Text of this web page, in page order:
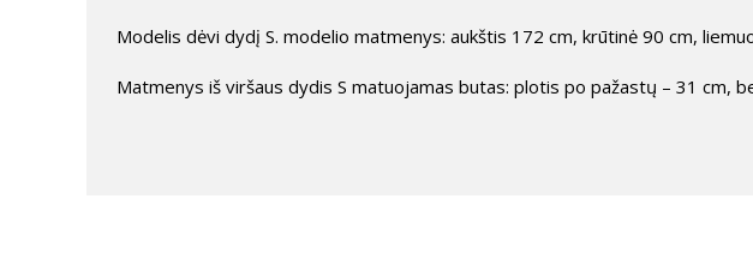
Modelis dėvi dydį S. modelio matmenys: aukštis 172 cm, krūtinė 90 cm,
Matmenys iš viršaus dydis S matuojamas butas: plotis po pažastų – 31 cm,